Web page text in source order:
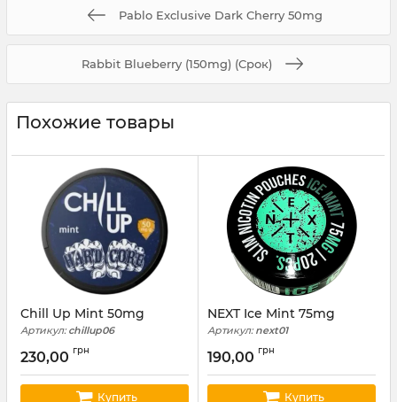
Pablo Exclusive Dark Cherry 50mg
Rabbit Blueberry (150mg) (Cрок)
Похожие товары
Chill Up Mint 50mg
Артикул:chillup06
230,00 грн
Купить
NEXT Ice Mint 75mg
Артикул:next01
190,00 грн
Купить